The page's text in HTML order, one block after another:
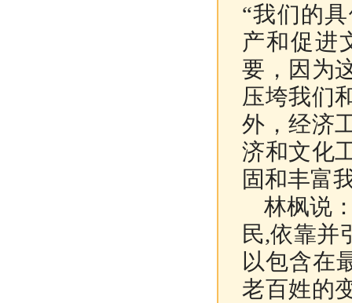
“我们的
产和促进
要，因为
压垮我们
外，经济
济和文化
固和丰富
林枫说
民,依靠并
以包含在
老百姓的